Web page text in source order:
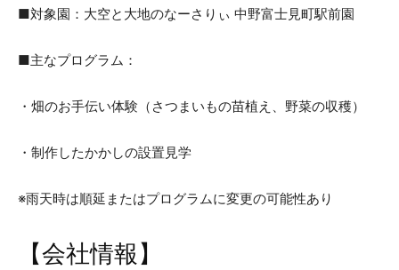
■対象園：大空と大地のなーさりぃ 中野富士見町駅前園
■主なプログラム：
・畑のお手伝い体験（さつまいもの苗植え、野菜の収穫）
・制作したかかしの設置見学
※雨天時は順延またはプログラムに変更の可能性あり
【会社情報】